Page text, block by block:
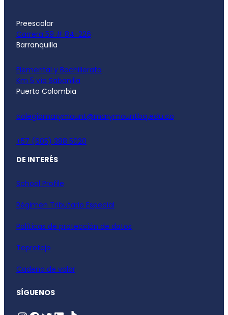
Preescolar
Carrera 59 # 84-226
Barranquilla
Elemental y Bachillerato
Km 5 vía Sabanilla
Puerto Colombia
colegiomarymount@marymountbq.edu.co
+57 (605) 388 5020
DE INTERÉS
School Profile
Régimen Tributario Especial
Políticas de protección de datos
Teprotejo
Cadena de valor
SÍGUENOS